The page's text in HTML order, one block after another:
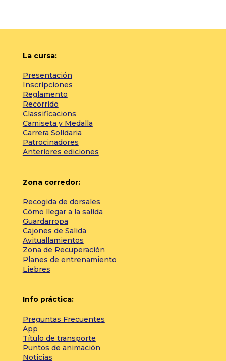
La cursa:
Presentación
Inscripciones
Reglamento
Recorrido
Classificacions
Camiseta y Medalla
Carrera Solidaria
Patrocinadores
Anteriores ediciones
Zona corredor:
Recogida de dorsales
Cómo llegar a la salida
Guardarropa
Cajones de Salida
Avituallamientos
Zona de Recuperación
Planes de entrenamiento
Liebres
Info práctica:
Preguntas Frecuentes
App
Título de transporte
Puntos de animación
Noticias